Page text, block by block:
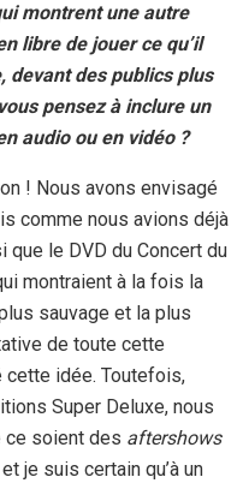
montrent une autre
libre de jouer ce qu’il
devant des publics plus
pensez à inclure un
audio ou en vidéo ?
! Nous avons envisagé
comme nous avions déjà
que le DVD du Concert du
montraient à la fois la
sauvage et la plus
de toute cette
cette idée. Toutefois,
Super Deluxe, nous
ce soient des aftershows
je suis certain qu’à un